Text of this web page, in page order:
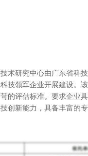
术研究中心由广东省科
技领军企业开展建设。
的评估标准。要求企业
创新能力，具备丰富的